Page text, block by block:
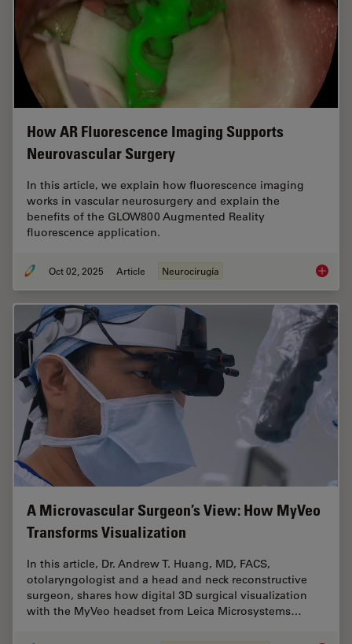
How AR Fluorescence Imaging Supports
Neurovascular Surgery
In this article, we explain how fluorescence imaging
works in vascular neurosurgery and explain the
benefits of the GLOW800 Augmented Reality
fluorescence application.
Oct 02, 2025 Article Neurocirugía How
A Microvascular Surgeon’s View: How MyVeo
Transforms Visualization
In this article, Dr. Andrew T. Huang, MD, FACS,
otolaryngologist and a head and neck reconstructive
surgeon, shares how digital 3D surgical visualization
with the MyVeo headset from Leica Microsystems…